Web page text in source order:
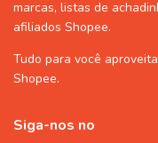
marcas, listas de
afiliados Shopee.
Tudo para você
Shopee.
Siga-nos no